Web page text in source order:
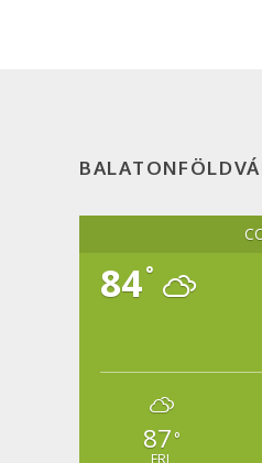
84°
87 °